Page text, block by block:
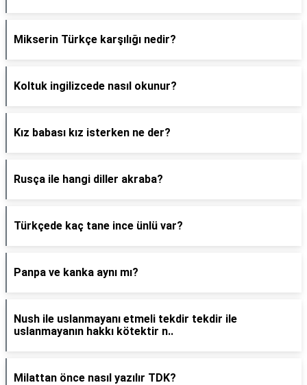
Mikserin Türkçe karşılığı nedir?
Koltuk ingilizcede nasıl okunur?
Kız babası kız isterken ne der?
Rusça ile hangi diller akraba?
Türkçede kaç tane ince ünlü var?
Panpa ve kanka aynı mı?
Nush ile uslanmayanı etmeli tekdir tekdir ile
uslanmayanın hakkı kötektir n..
Milattan önce nasıl yazılır TDK?